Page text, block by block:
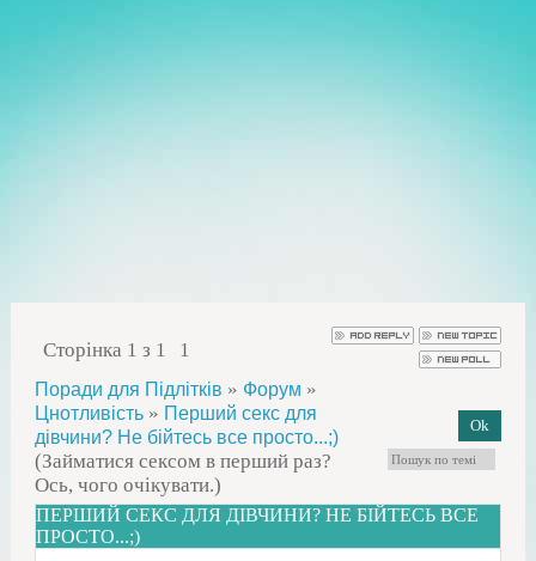
Сторінка 1 з 1 1
Поради для Підлітків » Форум »
Цнотливість » Перший секс для
дівчини? Не бійтесь все просто...;)
(Займатися сексом в перший раз?
Ось, чого очікувати.)
ПЕРШИЙ СЕКС ДЛЯ ДІВЧИНИ? НЕ БІЙТЕСЬ ВСЕ
ПРОСТО...;)